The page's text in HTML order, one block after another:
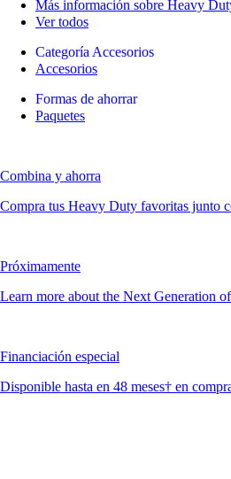
Más información sobre Heavy
Ver todos
Categoría Accesorios
Accesorios
Formas de ahorrar
Paquetes
Combina y ahorra
Compra tus Heavy Duty favoritas junto
Próximamente
Learn more about the Next Generation
Financiación especial
Disponible hasta en 48 meses† en